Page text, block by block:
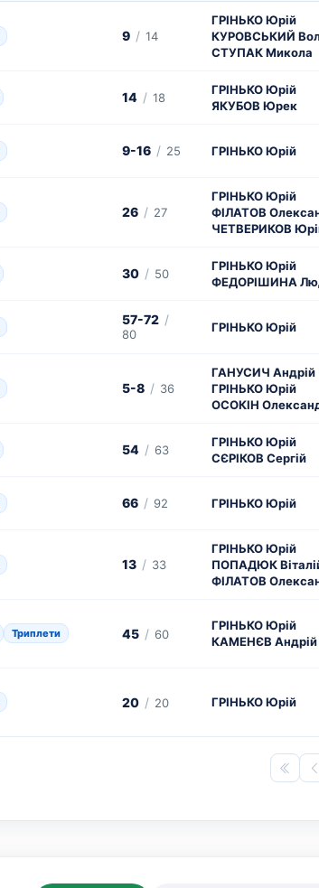
9 / 14
ГРІНЬКО Юрій
КУРОВСЬКИЙ
СТУПАК Микола
14 / 18
ГРІНЬКО Юрій
ЯКУБОВ Юрек
9-16 / 25 ГРІНЬКО Юрій
26 / 27
ГРІНЬКО Юрій
ФІЛАТОВ
ЧЕТВЕРИКОВ
30 / 50
ГРІНЬКО Юрій
ФЕДОРІШИНА
57-72 /
80 ГРІНЬКО Юрій
5-8 / 36
ГАНУСИЧ Андрій
ГРІНЬКО Юрій
ОСОКІН
54 / 63
ГРІНЬКО Юрій
СЄРІКОВ Сергій
66 / 92 ГРІНЬКО Юрій
13 / 33
ГРІНЬКО Юрій
ПОПАДЮК
ФІЛАТОВ
Триплети 45 / 60
ГРІНЬКО Юрій
КАМЕНЄВ Андрій
20 / 20 ГРІНЬКО Юрій